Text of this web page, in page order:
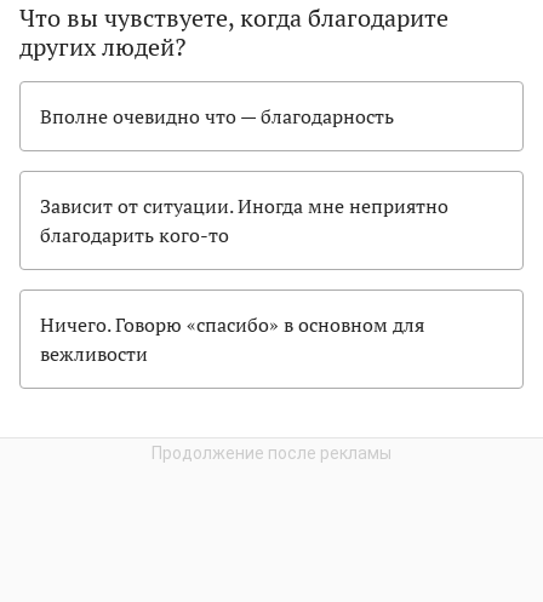
Что вы чувствуете, когда благодарите
других людей?
Вполне очевидно что — благодарность
Зависит от ситуации. Иногда мне неприятно
благодарить кого-то
Ничего. Говорю «спасибо» в основном для
вежливости